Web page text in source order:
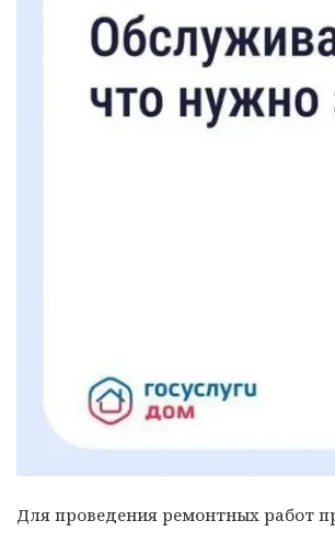
Для проведения ремонтных работ